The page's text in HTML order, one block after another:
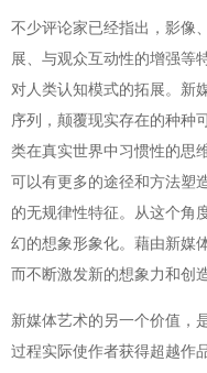
不少评论家已经指出，影像
展、与观众互动性的增强
对人类认知模式的拓展。新
序列，颠覆现实存在的种种
类在真实世界中习惯性的思
可以有更多的途径和方法塑
的无规律性特征。从这个角
幻的想象形象化。藉由新媒
而不断激发新的想象力和创
新媒体艺术的另一个价值，
过程实际使作者获得超越作